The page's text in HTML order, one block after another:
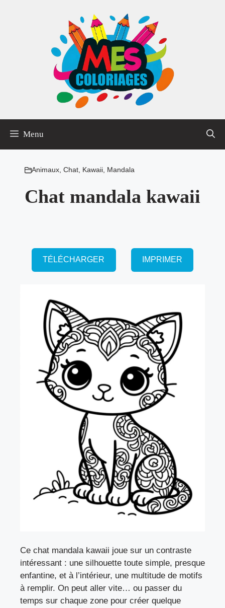
Menu
Animaux, Chat, Kawaii, Mandala
Chat mandala kawaii
TÉLÉCHARGER IMPRIMER
Ce chat mandala kawaii joue sur un contraste
intéressant : une silhouette toute simple, presque
enfantine, et à l’intérieur, une multitude de motifs
à remplir. On peut aller vite… ou passer du
temps sur chaque zone pour créer quelque